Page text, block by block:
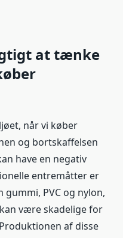
at tænke
når vi køber
og bortskaffelsen
have en negativ
entremåtter er
PVC og nylon,
være skadelige for
af disse